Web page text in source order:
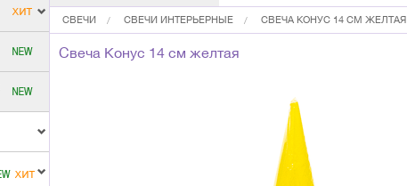
СВЕЧИ СВЕЧИ ИНТЕРЬЕРНЫЕ СВЕЧА КОНУС 14 СМ ЖЕЛТАЯ
Свеча Конус 14 см желтая